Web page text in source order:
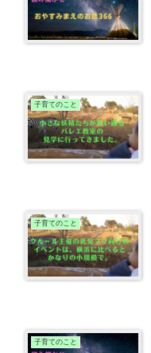
子育てのこと
子育てのこと
子育てのこと